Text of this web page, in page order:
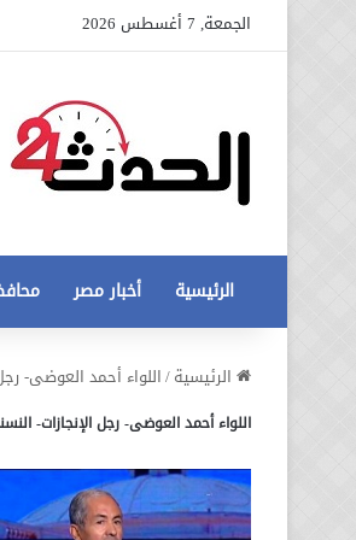
الجمعة, 7 أغسطس 2026
الرئيسية أخبار مصر
الرئيسية/اللواء أحمد العوضى-
اللواء أحمد العوضى- رجل الإنجازات-
عاجل
جديدة
أزمة
مخالفات
البناء
عاجل